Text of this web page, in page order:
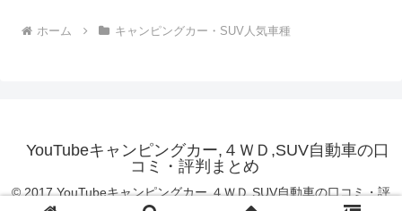
ホーム キャンピングカー・SUV人気車種
YouTubeキャンピングカー,４ＷＤ,SUV自動車の口
コミ・評判まとめ
© 2017 YouTubeキャンピングカー,４ＷＤ,SUV自動車の口コミ・評